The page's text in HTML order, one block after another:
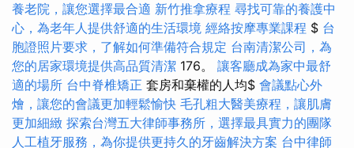
養老院，讓您選擇最合適 新竹推拿療程 尋找可靠的養護中
心，為老年人提供舒適的生活環境 經絡按摩專業課程 $ 台
胞證照片要求，了解如何準備符合規定 台南清潔公司，為
您的居家環境提供高品質清潔 176。 讓客廳成為家中最舒
適的場所 台中脊椎矯正 套房和棄權的人均$ 會議點心外
燴，讓您的會議更加輕鬆愉快 毛孔粗大醫美療程，讓肌膚
更加細緻 探索台灣五大律師事務所，選擇最具實力的團隊
人工植牙服務，為你提供更持久的牙齒解決方案 台中律師